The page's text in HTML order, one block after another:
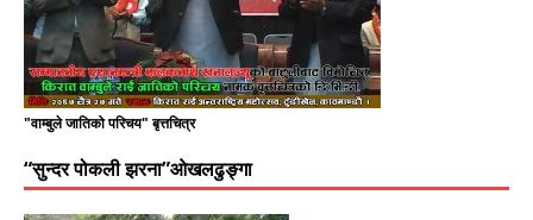
"वाम्बुले जातिको परिचय" बृत्तचित्र
“सुन्दर पोकली झरना”ओखलढुङ्गा